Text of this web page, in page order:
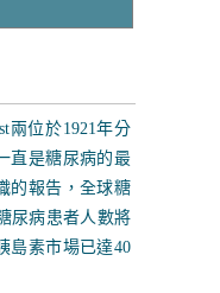
位於1921年分
直是糖尿病的最
的報告，全球糖
尿病患者人數將
島素市場已達40